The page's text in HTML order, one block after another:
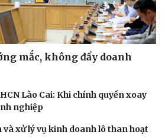
mắc, không đẩy doanh
Lào Cai: Khi chính quyền xoay
nghiệp
xử lý vụ kinh doanh lô than hoạt